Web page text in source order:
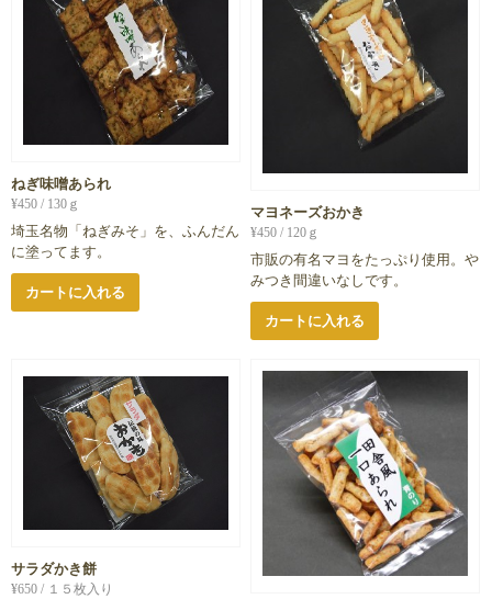
ねぎ味噌あられ
¥450 / 130ｇ
埼玉名物「ねぎみそ」を、ふんだん
に塗ってます。
カートに入れる
マヨネーズおかき
¥450 / 120ｇ
市販の有名マヨをたっぷり使用。や
みつき間違いなしです。
カートに入れる
サラダかき餅
¥650 / １５枚入り